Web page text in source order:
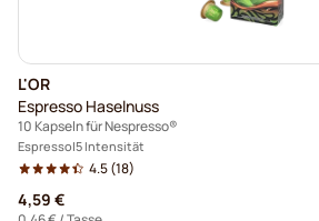
L'OR
Espresso Haselnuss
10 Kapseln für Nespresso®
Espresso 5 Intensität
4.5(18)
4,59 €